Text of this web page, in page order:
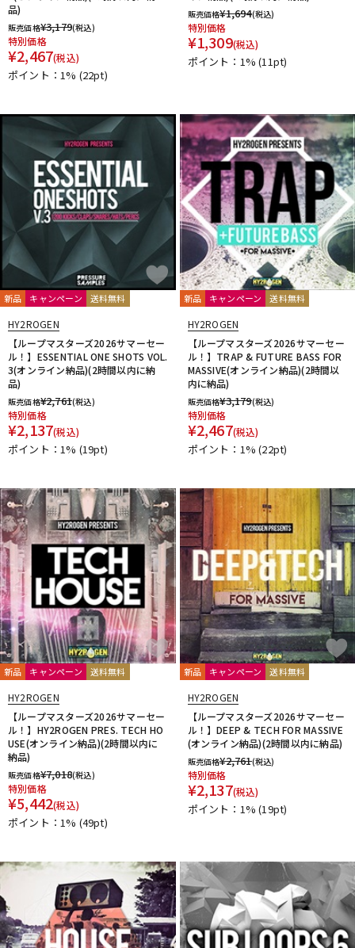
品)
販売価格¥3,179(税込)
特別価格
¥2,467(税込)
ポイント：1% (22pt)
販売価格¥1,694(税込)
特別価格
¥1,309(税込)
ポイント：1%(11pt)
新品 キャンペーン 送料無料
HY2ROGEN
【ループマスターズ2026サマーセー
ル！】ESSENTIAL ONE SHOTS VOL.
3(オンライン納品)(2時間以内に納
品)
販売価格¥2,761(税込)
特別価格
¥2,137(税込)
ポイント：1% (19pt)
新品 キャンペーン 送料無料
HY2ROGEN
【ループマスターズ2026サマーセー
ル！】TRAP & FUTURE BASS FOR
MASSIVE(オンライン納品)(2時間以
内に納品)
販売価格¥3,179(税込)
特別価格
¥2,467(税込)
ポイント：1%(22pt)
新品 キャンペーン 送料無料
HY2ROGEN
【ループマスターズ2026サマーセー
ル！】HY2ROGEN PRES. TECH HO
USE(オンライン納品)(2時間以内に
納品)
販売価格¥7,018(税込)
特別価格
¥5,442(税込)
ポイント：1% (49pt)
新品 キャンペーン 送料無料
HY2ROGEN
【ループマスターズ2026サマーセー
ル！】DEEP & TECH FOR MASSIVE
(オンライン納品)(2時間以内に納品)
販売価格¥2,761(税込)
特別価格
¥2,137(税込)
ポイント：1%(19pt)